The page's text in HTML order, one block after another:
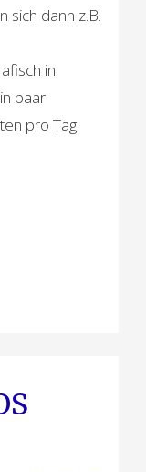
sich dann z.B.
in
paar
pro Tag